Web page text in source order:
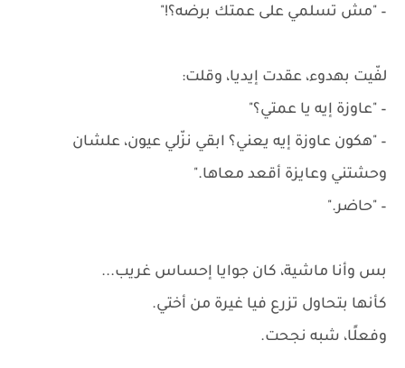
– "مش تسلمي على عمتك برضه؟!"
لفّيت بهدوء، عقدت إيديا، وقلت:
– "عاوزة إيه يا عمتي؟"
– "هكون عاوزة إيه يعني؟ ابقي نزّلي عيون، علشان
وحشتني وعايزة أقعد معاها."
– "حاضر."
بس وأنا ماشية، كان جوايا إحساس غريب...
كأنها بتحاول تزرع فيا غيرة من أختي.
وفعلًا، شبه نجحت.